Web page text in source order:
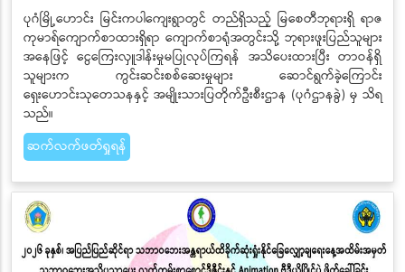
ပုဂံမြို့ဟောင်း မြင်းကပါကျေးရွာတွင် တည်ရှိသည့် မြစေတီဘုရားရှိ ရာဇ
ကုမာရ်ကျောက်စာထားရှိရာ ကျောက်စာရုံအတွင်းသို့ ဘုရားဖူးပြည်သူများ
အနေဖြင့် ငွေကြေးလှူဒါန်းမှုမပြုလုပ်ကြရန် အသိပေးထားပြီး တာဝန်ရှိ
သူများက ကွင်းဆင်းစစ်ဆေးမှုများ ဆောင်ရွက်ခဲ့ကြောင်း
ရှေးဟောင်းသုတေသနနှင့် အမျိုးသားပြတိုက်ဦးစီးဌာန (ပုဂံဌာနခွဲ) မှ သိရ
သည်။
ဆက်လက်ဖတ်ရှုရန်